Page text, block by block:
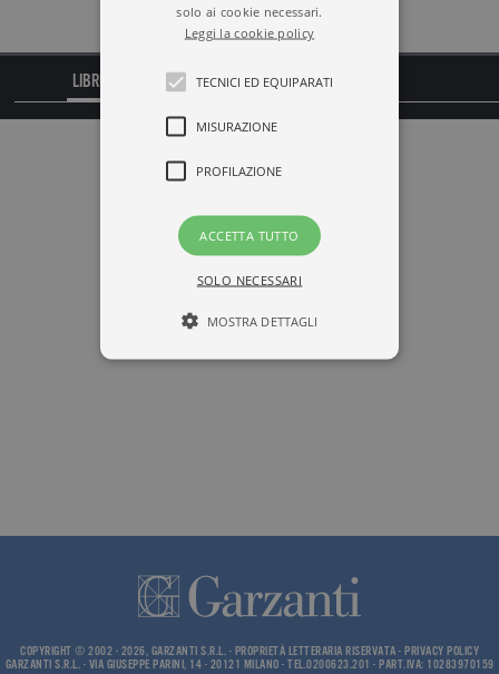
LIBRI CITAZIONI
COPYRIGHT © 2002 - 2026, GARZANTI S.R.L. - PROPRIETÀ LETTERARIA RISERVATA - PRIVACY POLICY
GARZANTI S.R.L. - VIA GIUSEPPE PARINI, 14 - 20121 MILANO - TEL.0200623.201 - PART.IVA: 10283970159
solo ai cookie necessari.
Leggi la cookie policy
TECNICI ED EQUIPARATI
MISURAZIONE
PROFILAZIONE
ACCETTA TUTTO
SOLO NECESSARI
MOSTRA DETTAGLI
strettamente necessari. Col rispetto
delle condizioni previste dal Garante, i
cookie analitici sono equiparati ai
consenso.